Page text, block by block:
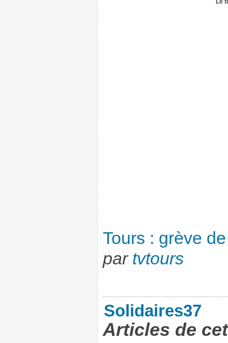
Tours : grève
par tvtours
Solidaires37
Articles de